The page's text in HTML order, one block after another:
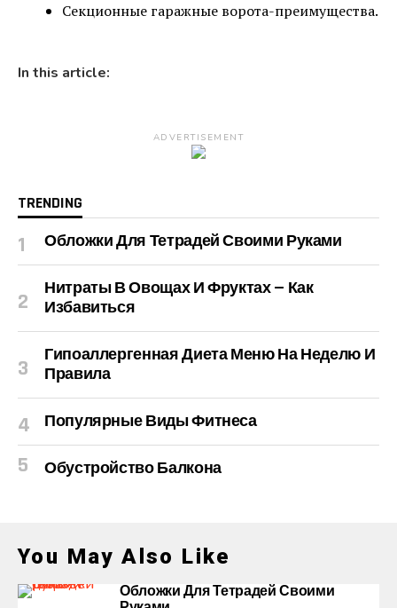
Секционные гаражные ворота-преимущества.
In this article:
ADVERTISEMENT
TRENDING
Обложки Для Тетрадей Своими Руками
Нитраты В Овощах И Фруктах — Как
Избавиться
Гипоаллергенная Диета Меню На Неделю И
Правила
Популярные Виды Фитнеса
Обустройство Балкона
You May Also Like
Обложки Для Тетрадей Своими